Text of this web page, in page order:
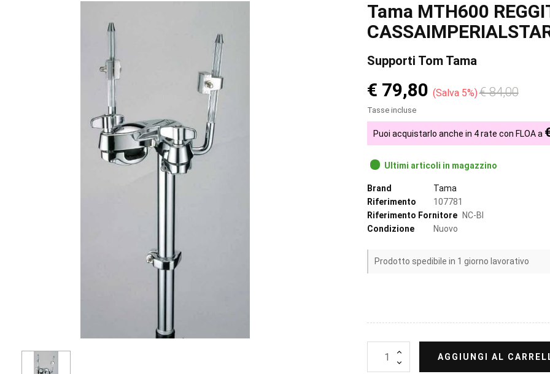

Tama MTH600
Supporti Tom Tama
€ 79,80 Salva 5% € 84,00
Tasse incluse
Puoi acquistarlo anche in 4 rate con FLOA a
Ultimi articoli in magazzino
Brand
Tama
Riferimento
107781
Riferimento Fornitore
NC-BI
Condizione
Nuovo
Prodotto spedibile in 1 giorno lavorativo
AGGIUNGI AL